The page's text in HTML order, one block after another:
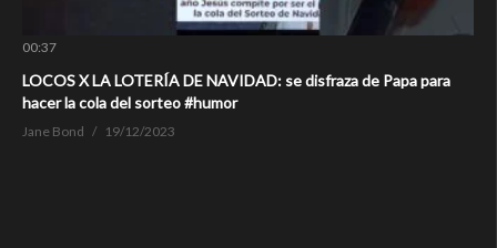
00:37
LOCOS X LA LOTERÍA DE NAVIDAD: se disfraza de Papa para
hacer la cola del sorteo #humor
Jane Bond 19/12/2023